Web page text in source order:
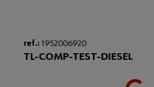
ref.: 1952006920
TL-COMP-TEST-DIESEL
Loading...